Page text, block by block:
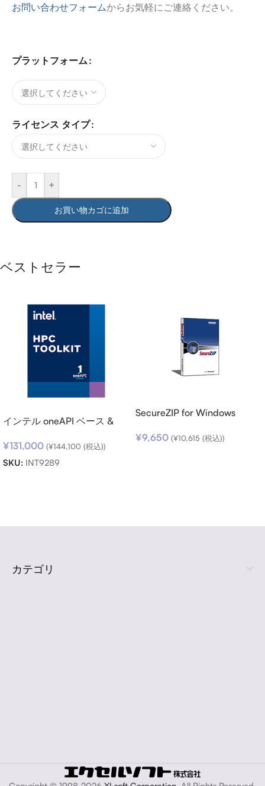
お問い合わせフォームからお気軽にご連絡ください。
プラットフォーム
ライセンス タイプ
- +
お買い物カゴに追加
ベストセラー
インテル oneAPI ベース &
ノード) SSR (期限内更新用)
¥131,000 (¥144,100 (税込))
SKU: INT9289
SecureZIP for Windows
ンロード
¥9,650 (¥10,615 (税込))
カテゴリ